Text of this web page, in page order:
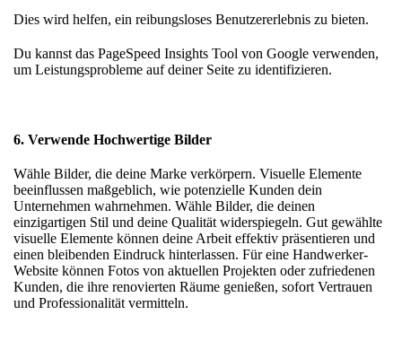
Dies wird helfen, ein reibungsloses Benutzererlebnis zu bieten.
Du kannst das PageSpeed Insights Tool von Google verwenden,
um Leistungsprobleme auf deiner Seite zu identifizieren.
6. Verwende Hochwertige Bilder
Wähle Bilder, die deine Marke verkörpern. Visuelle Elemente
beeinflussen maßgeblich, wie potenzielle Kunden dein
Unternehmen wahrnehmen. Wähle Bilder, die deinen
einzigartigen Stil und deine Qualität widerspiegeln. Gut gewählte
visuelle Elemente können deine Arbeit effektiv präsentieren und
einen bleibenden Eindruck hinterlassen. Für eine Handwerker-
Website können Fotos von aktuellen Projekten oder zufriedenen
Kunden, die ihre renovierten Räume genießen, sofort Vertrauen
und Professionalität vermitteln.